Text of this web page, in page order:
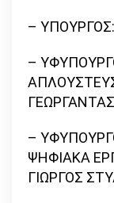
–
–
ΓΕΩΡΓΑΝΤΑΣ
–
ΨΗΦΙΑΚΑ
ΓΙΩΡΓΟΣ